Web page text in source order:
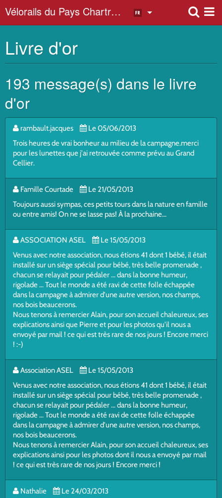
Vélorails du Pays Chartrain
ATELIERS DES PIONNIERS
Livre d'or
193 message(s) dans le livre
d'or
rambault.jacques
Le 05/06/2013
Trois heures de vrai bonheur au milieu de la campagne.merci
pour les lunettes que j'ai retrouvée comme prévu au Grand
Cellier.
Famille Courtade
Le 21/05/2013
Toujours aussi sympas, ces petits tours dans la nature en famille
ou entre amis! On ne se lasse pas! À la prochaine...
ASSOCIATION ASEL
Le 15/05/2013
Venus avec notre association, nous étions 41 dont 1 bébé, il était
installé sur un siège spécial pour bébé, très belle promenade ,
chacun se relayait pour pédaler ... dans la bonne humeur,
rigolade ... Tout le monde a été ravi de cette folle échappée
dans la campagne à admirer d'une autre version, nos champs,
nos bois beaucerons.
Nous tenons à remercier Alain, pour son accueil chaleureux, ses
explications ainsi que Pierre et pour les photos qu'il nous a
envoyé par mail ! ce qui est très rare de nos jours ! Encore merci
! :-)
Association ASEL
Le 15/05/2013
Venus avec notre association, nous étions 41 dont 1 bébé, il était
installé sur un siège spécial pour bébé, très belle promenade ,
chacun se relayait pour pédaler ... dans la bonne humeur,
rigolade ... Tout le monde a été ravi de cette folle échappée
dans la campagne à admirer d'une autre version, nos champs,
nos bois beaucerons.
Nous tenons à remercier Alain, pour son accueil chaleureux, ses
explications ainsi pour les photos dont il nous a envoyé par mail
! ce qui est très rare de nos jours ! Encore merci !
Nathalie
Le 24/03/2013